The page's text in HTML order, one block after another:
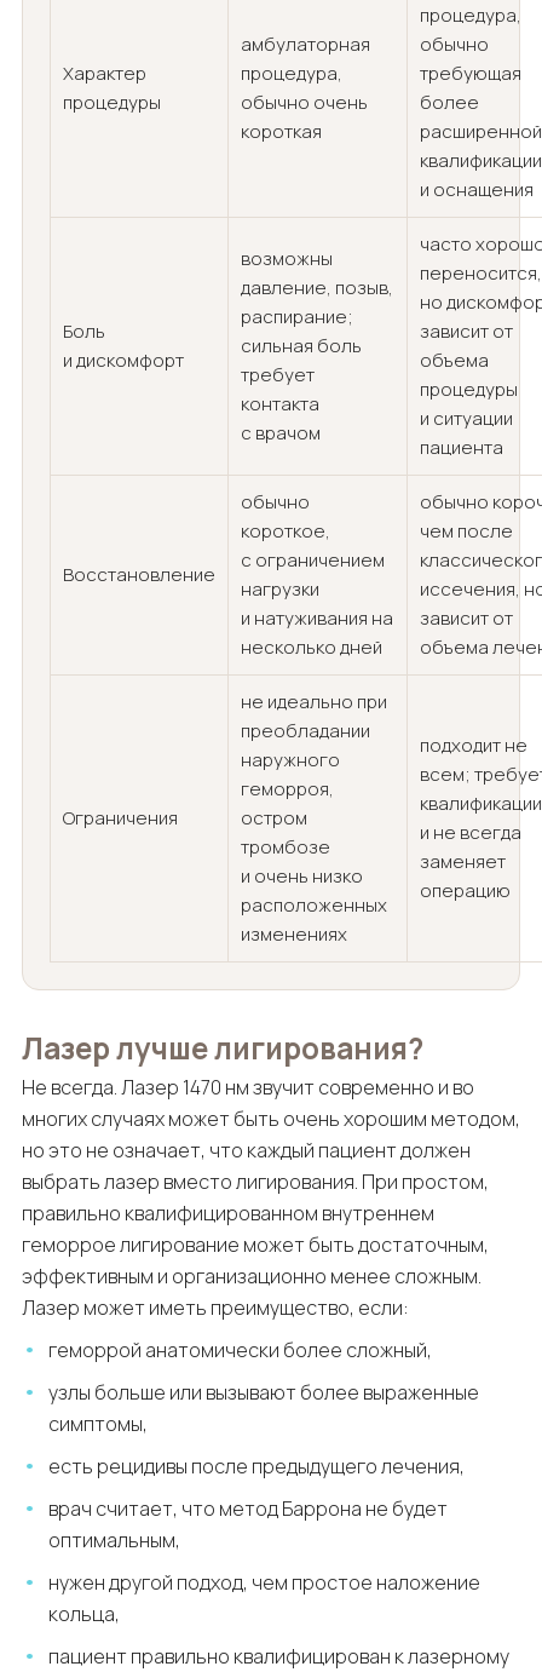
Характер
процедуры
амбулаторная
процедура,
обычно очень
короткая
процедура,
обычно
требующая
более
расширенной
квалификации
и оснащения
Боль
и дискомфорт
возможны
давление, позыв,
распирание;
сильная боль
требует
контакта
с врачом
часто
переносится,
но
зависит от
объема
процедуры
и ситуации
пациента
Восстановление
обычно
короткое,
с ограничением
нагрузки
и натуживания на
несколько дней
обычно
чем после
иссечения,
зависит от
объема
Ограничения
не идеально при
преобладании
наружного
геморроя,
остром
тромбозе
и очень низко
расположенных
изменениях
подходит не
всем;
квалификации
и не всегда
заменяет
операцию
Лазер лучше лигирования?
Не всегда. Лазер 1470 нм звучит современно и во
многих случаях может быть очень хорошим методом,
но это не означает, что каждый пациент должен
выбрать лазер вместо лигирования. При простом,
правильно квалифицированном внутреннем
геморрое лигирование может быть достаточным,
эффективным и организационно менее сложным.
Лазер может иметь преимущество, если:
геморрой анатомически более сложный,
узлы больше или вызывают более выраженные
симптомы,
есть рецидивы после предыдущего лечения,
врач считает, что метод Баррона не будет
оптимальным,
нужен другой подход, чем простое наложение
кольца,
пациент правильно квалифицирован к лазерному